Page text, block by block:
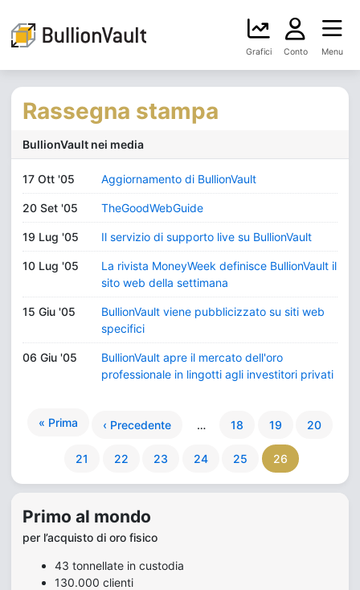
Grafici Conto Menu
Rassegna stampa
BullionVault nei media
17 Ott '05 Aggiornamento di BullionVault
20 Set '05 TheGoodWebGuide
19 Lug '05 Il servizio di supporto live su BullionVault
10 Lug '05
La rivista MoneyWeek definisce BullionVault il
sito web della settimana
15 Giu '05
BullionVault viene pubblicizzato su siti web
specifici
06 Giu '05
BullionVault apre il mercato dell'oro
professionale in lingotti agli investitori privati
« Prima ‹ Precedente … 18 19 20
21 22 23 24 25 26
Primo al mondo
per l’acquisto di oro fisico
43 tonnellate in custodia
130.000 clienti